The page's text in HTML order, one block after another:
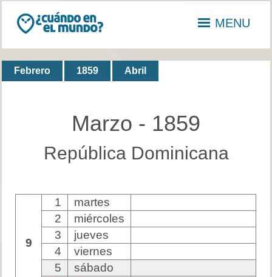
MENU
Febrero 1859 Abril
Marzo - 1859
República Dominicana
9
1
martes
2
miércoles
3
jueves
4
viernes
5
sábado